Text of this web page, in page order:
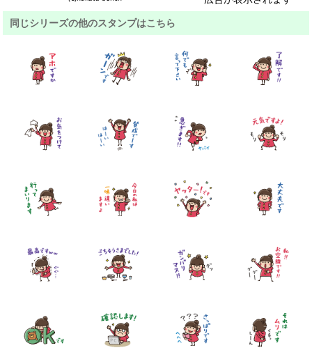
同じシリーズの他のスタンプはこちら